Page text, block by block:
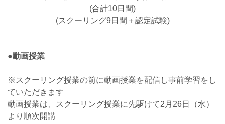
(合計10日間)
(スクーリング9日間＋認定試験)
●動画授業
※スクーリング授業の前に動画授業を配信し事前学習をし
ていただきます
動画授業は、スクーリング授業に先駆けて2月26日（水）
より順次開講